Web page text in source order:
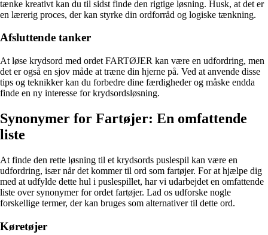
tænke kreativt kan du til sidst finde den rigtige løsning. Husk, at det er
en lærerig proces, der kan styrke din ordforråd og logiske tænkning.
Afsluttende tanker
At løse krydsord med ordet FARTØJER kan være en udfordring, men
det er også en sjov måde at træne din hjerne på. Ved at anvende disse
tips og teknikker kan du forbedre dine færdigheder og måske endda
finde en ny interesse for krydsordsløsning.
Synonymer for Fartøjer: En omfattende
liste
At finde den rette løsning til et krydsords puslespil kan være en
udfordring, især når det kommer til ord som fartøjer. For at hjælpe dig
med at udfylde dette hul i puslespillet, har vi udarbejdet en omfattende
liste over synonymer for ordet fartøjer. Lad os udforske nogle
forskellige termer, der kan bruges som alternativer til dette ord.
Køretøjer